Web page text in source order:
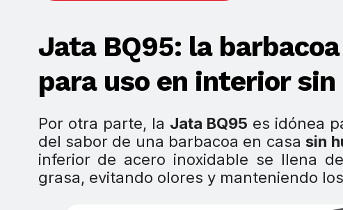
Jata BQ95: la
para uso en interior sin
Por otra parte, la Jata BQ95 es idónea
del sabor de una barbacoa en casasin
inferior de acero inoxidable se llena
grasa, evitando olores y manteniendo los